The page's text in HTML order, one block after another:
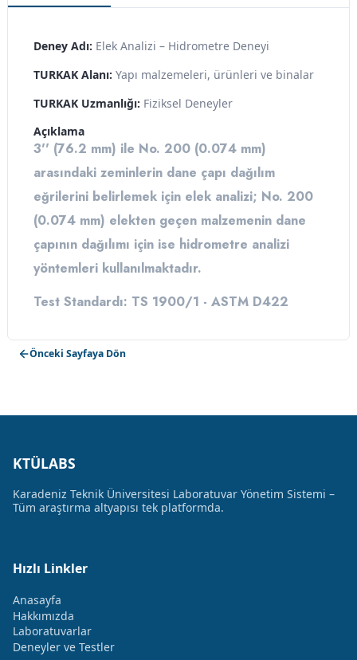
Deney Adı: Elek Analizi – Hidrometre Deneyi
TURKAK Alanı: Yapı malzemeleri, ürünleri ve binalar
TURKAK Uzmanlığı: Fiziksel Deneyler
Açıklama
3'' (76.2 mm) ile No. 200 (0.074 mm)
arasındaki zeminlerin dane çapı dağılım
eğrilerini belirlemek için elek analizi; No. 200
(0.074 mm) elekten geçen malzemenin dane
çapının dağılımı için ise hidrometre analizi
yöntemleri kullanılmaktadır.
Test Standardı: TS 1900/1 - ASTM D422
Önceki Sayfaya Dön
KTÜLABS
Karadeniz Teknik Üniversitesi Laboratuvar Yönetim Sistemi –
Tüm araştırma altyapısı tek platformda.
Hızlı Linkler
Anasayfa
Hakkımızda
Laboratuvarlar
Deneyler ve Testler